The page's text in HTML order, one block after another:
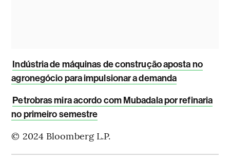
Indústria de máquinas de construção aposta no
agronegócio para impulsionar a demanda
Petrobras mira acordo com Mubadala por refinaria
no primeiro semestre
© 2024 Bloomberg L.P.